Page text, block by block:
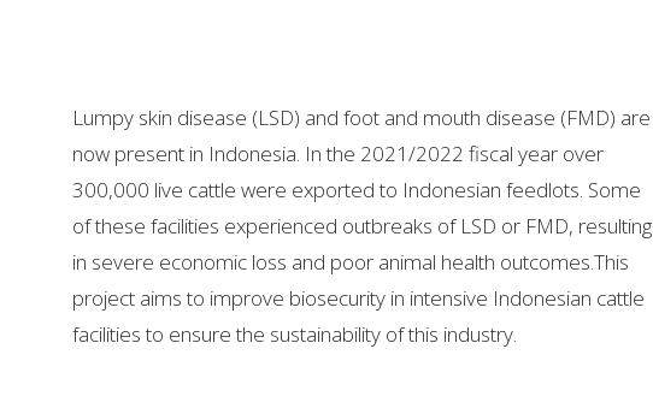
Lumpy skin disease (LSD) and foot and mouth disease (FMD) are
now present in Indonesia. In the 2021/2022 fiscal year over
300,000 live cattle were exported to Indonesian feedlots. Some
of these facilities experienced outbreaks of LSD or FMD, resulting
in severe economic loss and poor animal health outcomes.This
project aims to improve biosecurity in intensive Indonesian cattle
facilities to ensure the sustainability of this industry.